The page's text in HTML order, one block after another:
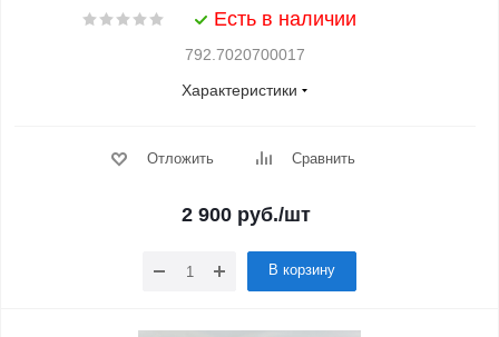
Есть в наличии
792.7020700017
Характеристики
Отложить Сравнить
2 900руб./шт
В корзину